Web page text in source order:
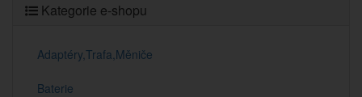
Kategorie e-shopu
Adaptéry,Trafa,Měniče
Baterie